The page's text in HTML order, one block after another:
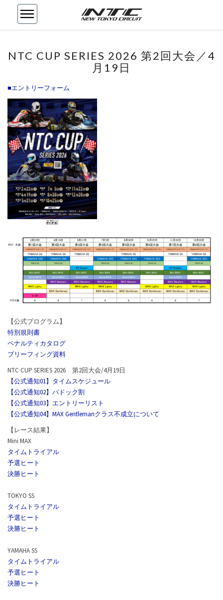
CUP
SERIES
NTC CUP SERIES 2026 第2回大会／4
月19日
■エントリーフォーム
【公式プログラム】
特別規則書
ペナルティカタログ
ブリーフィング資料
NTC CUP SERIES 2026 第2回大会/4月19日
【公式通知01】タイムスケジュール
【公式通知02】パドック割
【公式通知03】エントリーリスト
【公式通知04】MAX Gentlemanクラス不成立について
【レース結果】
Mini MAX
タイムトライアル
予選ヒート
決勝ヒート
TOKYO SS
タイムトライアル
予選ヒート
決勝ヒート
YAMAHA SS
タイムトライアル
予選ヒート
決勝ヒート